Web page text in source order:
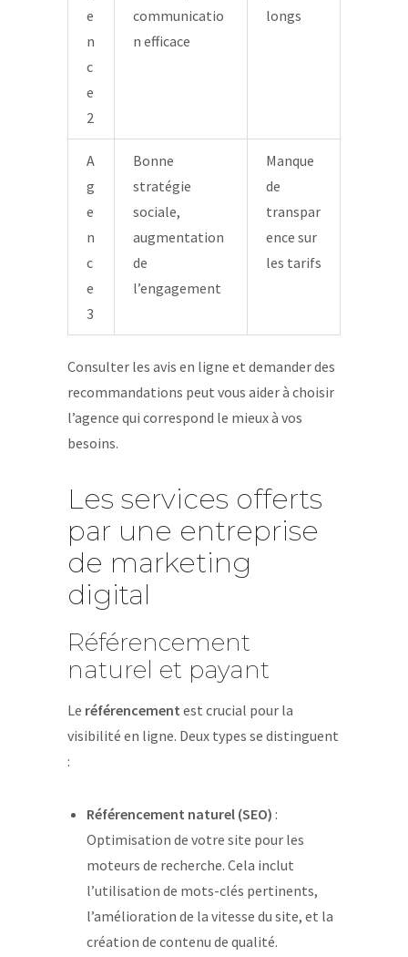
e
n
c
e
2
communicatio
n efficace
longs
A
g
e
n
c
e
3
Bonne
stratégie
sociale,
augmentation
de
l’engagement
Manque
de
transpar
ence sur
les tarifs
Consulter les avis en ligne et demander des
recommandations peut vous aider à choisir
l’agence qui correspond le mieux à vos
besoins.
Les services offerts
par une entreprise
de marketing
digital
Référencement
naturel et payant
Le référencement est crucial pour la
visibilité en ligne. Deux types se distinguent
:
Référencement naturel (SEO) :
Optimisation de votre site pour les
moteurs de recherche. Cela inclut
l’utilisation de mots-clés pertinents,
l’amélioration de la vitesse du site, et la
création de contenu de qualité.